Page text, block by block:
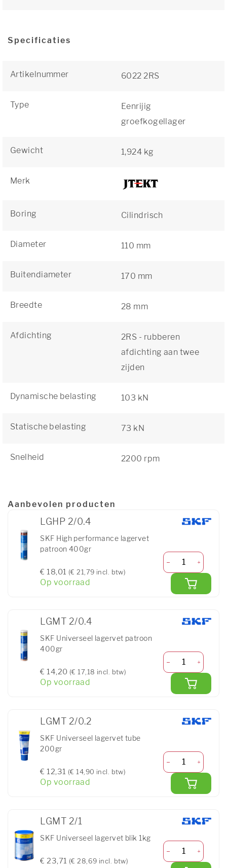
Specificaties
Artikelnummer 6022 2RS
Type
Eenrijig
groefkogellager
Gewicht 1,924 kg
Merk
Boring Cilindrisch
Diameter 110 mm
Buitendiameter 170 mm
Breedte 28 mm
Afdichting
2RS - rubberen
afdichting aan twee
zijden
Dynamische belasting 103 kN
Statische belasting 73 kN
Snelheid 2200 rpm
Aanbevolen producten
LGHP 2/0.4
SKF High performance lagervet
patroon 400gr
€ 18,01 (€ 21,79 incl. btw)
Op voorraad
LGMT 2/0.4
SKF Universeel lagervet patroon
400gr
€ 14,20 (€ 17,18 incl. btw)
Op voorraad
LGMT 2/0.2
SKF Universeel lagervet tube
200gr
€ 12,31 (€ 14,90 incl. btw)
Op voorraad
LGMT 2/1
SKF Universeel lagervet blik 1kg
€ 23,71 (€ 28,69 incl. btw)